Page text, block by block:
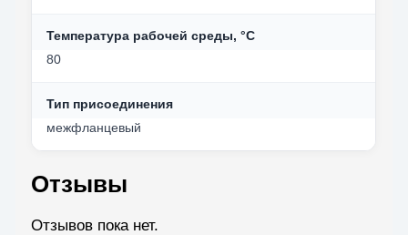
Температура рабочей среды, °C
80
Тип присоединения
межфланцевый
Отзывы
Отзывов пока нет.